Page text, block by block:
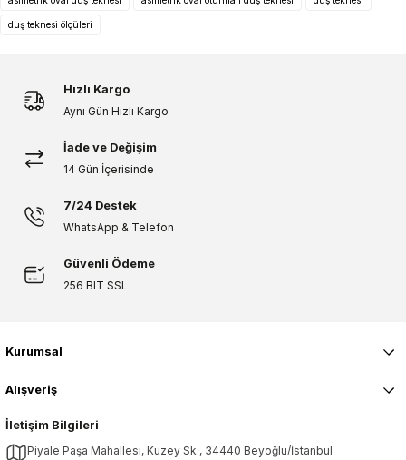
Ürün fiyatı diğer sitelerden daha pahalı.
duş teknesi ölçüleri
Hızlı Kargo
Aynı Gün Hızlı Kargo
İade ve Değişim
14 Gün İçerisinde
7/24 Destek
WhatsApp & Telefon
Güvenli Ödeme
256 BIT SSL
İletişim Bilgileri
Piyale Paşa Mahallesi, Kuzey Sk., 34440 Beyoğlu/İstanbul
Kurumsal
Alışveriş